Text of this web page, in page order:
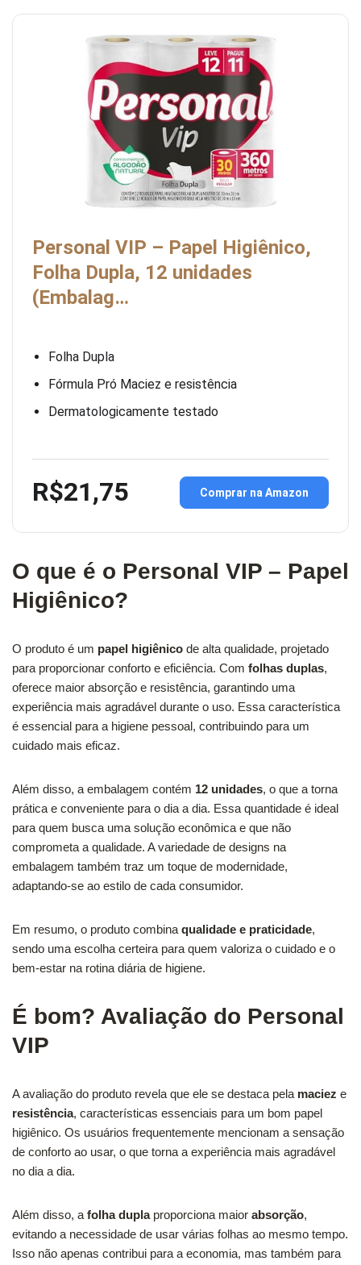
Personal VIP – Papel Higiênico,
Folha Dupla, 12 unidades
(Embalag…
Folha Dupla
Fórmula Pró Maciez e resistência
Dermatologicamente testado
R$21,75 Comprar na Amazon
O que é o Personal VIP – Papel
Higiênico?
O produto é um papel higiênico de alta qualidade, projetado
para proporcionar conforto e eficiência. Com folhas duplas,
oferece maior absorção e resistência, garantindo uma
experiência mais agradável durante o uso. Essa característica
é essencial para a higiene pessoal, contribuindo para um
cuidado mais eficaz.
Além disso, a embalagem contém 12 unidades, o que a torna
prática e conveniente para o dia a dia. Essa quantidade é ideal
para quem busca uma solução econômica e que não
comprometa a qualidade. A variedade de designs na
embalagem também traz um toque de modernidade,
adaptando-se ao estilo de cada consumidor.
Em resumo, o produto combina qualidade e praticidade,
sendo uma escolha certeira para quem valoriza o cuidado e o
bem-estar na rotina diária de higiene.
É bom? Avaliação do Personal
VIP
A avaliação do produto revela que ele se destaca pela maciez e
resistência, características essenciais para um bom papel
higiênico. Os usuários frequentemente mencionam a sensação
de conforto ao usar, o que torna a experiência mais agradável
no dia a dia.
Além disso, a folha duplaproporciona maior absorção,
evitando a necessidade de usar várias folhas ao mesmo tempo.
Isso não apenas contribui para a economia, mas também para